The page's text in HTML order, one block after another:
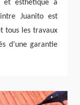
esthétique à
Juanito est
tous les travaux
d’une garantie